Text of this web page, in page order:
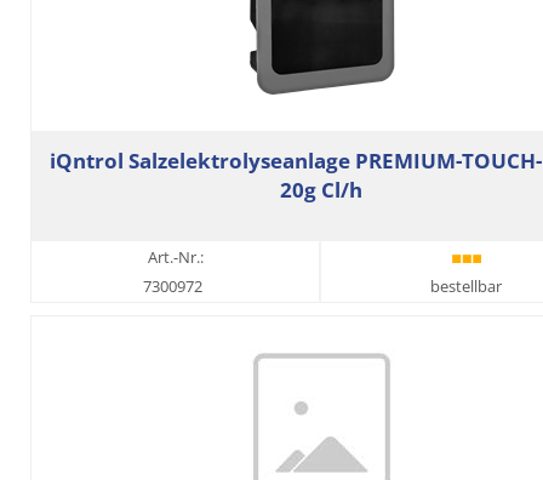
iQntrol Salzelektrolyseanlage PREMIUM-
20g Cl/h
Art.-Nr.:
7300972
bestellbar